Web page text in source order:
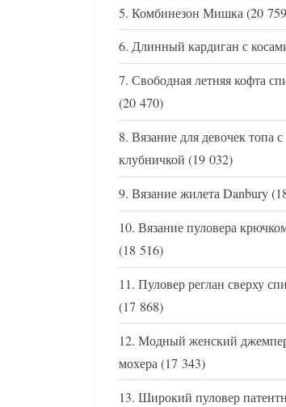
Комбинезон Мишка(20
Длинный кардиган с
Свободная летняя кофта
(20 470)
Вязание для девочек топа с
клубничкой (19 032)
Вязание жилета Danbury
Вязание пуловера
(18 516)
Пуловер реглан сверху
(17 868)
Модный женский
мохера(17 343)
Широкий пуловер